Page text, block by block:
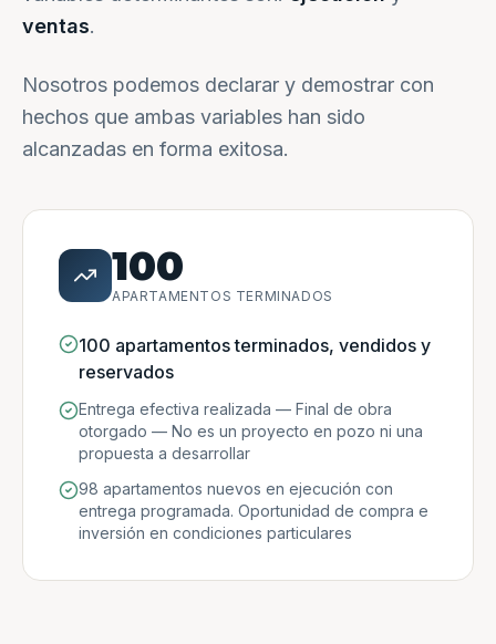
ventas.
Nosotros podemos declarar y demostrar con
hechos que ambas variables han sido
alcanzadas en forma exitosa.
100
APARTAMENTOS TERMINADOS
100 apartamentos terminados, vendidos y
reservados
Entrega efectiva realizada — Final de obra
otorgado — No es un proyecto en pozo ni una
propuesta a desarrollar
98 apartamentos nuevos en ejecución con
entrega programada. Oportunidad de compra e
inversión en condiciones particulares